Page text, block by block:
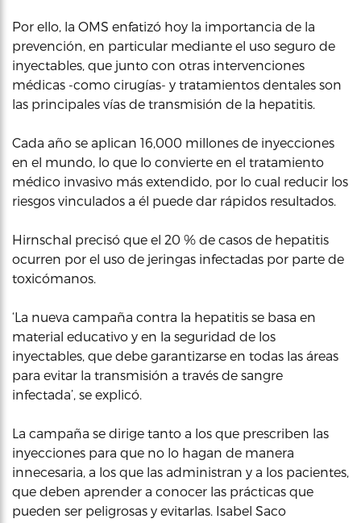
Por ello, la OMS enfatizó hoy la importancia de la
prevención, en particular mediante el uso seguro de
inyectables, que junto con otras intervenciones
médicas -como cirugías- y tratamientos dentales son
las principales vías de transmisión de la hepatitis.
Cada año se aplican 16,000 millones de inyecciones
en el mundo, lo que lo convierte en el tratamiento
médico invasivo más extendido, por lo cual reducir los
riesgos vinculados a él puede dar rápidos resultados.
Hirnschal precisó que el 20 % de casos de hepatitis
ocurren por el uso de jeringas infectadas por parte de
toxicómanos.
‘La nueva campaña contra la hepatitis se basa en
material educativo y en la seguridad de los
inyectables, que debe garantizarse en todas las áreas
para evitar la transmisión a través de sangre
infectada’, se explicó.
La campaña se dirige tanto a los que prescriben las
inyecciones para que no lo hagan de manera
innecesaria, a los que las administran y a los pacientes,
que deben aprender a conocer las prácticas que
pueden ser peligrosas y evitarlas. Isabel Saco